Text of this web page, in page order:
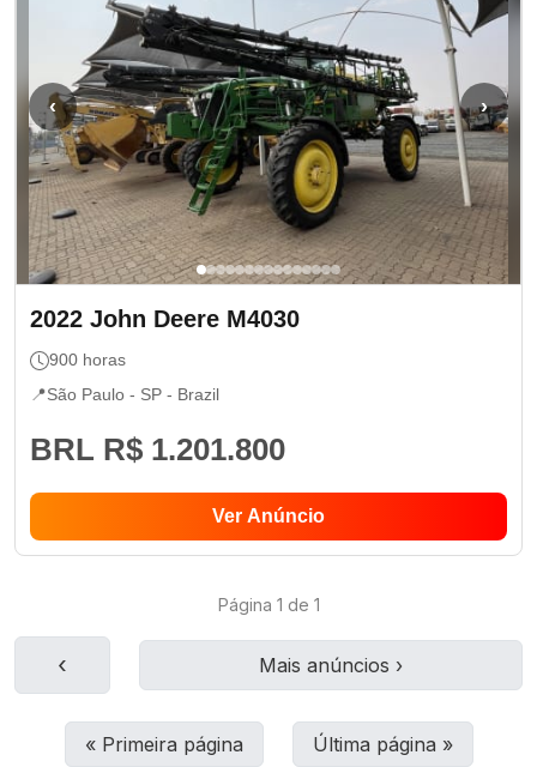
‹ ›
2022 John Deere M4030
900 horas
📍São Paulo - SP - Brazil
BRL R$ 1.201.800
Ver Anúncio
Página 1 de 1
‹ Mais anúncios ›
« Primeira página Última página »